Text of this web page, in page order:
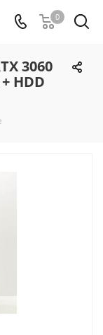
0
3060
HDD